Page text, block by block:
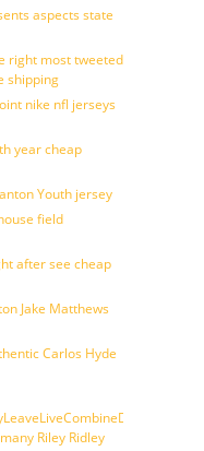
aspects state
right most tweeted
shipping
nike nfl jerseys
year cheap
Youth jersey
field
after see cheap
Jake Matthews
Carlos Hyde
Riley Ridley